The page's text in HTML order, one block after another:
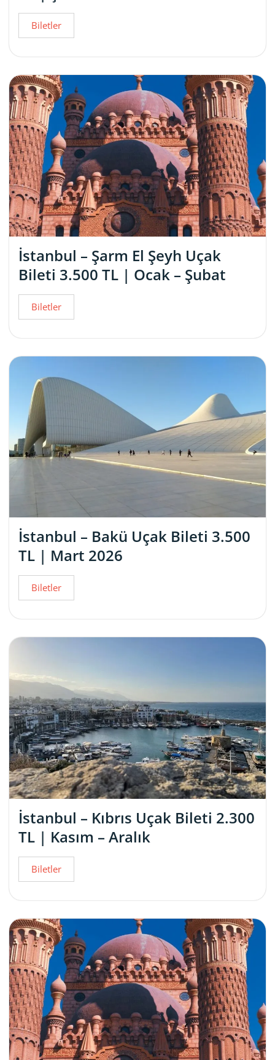
Biletler
İstanbul – Şarm El Şeyh Uçak
Bileti 3.500 TL | Ocak – Şubat
Biletler
İstanbul – Bakü Uçak Bileti 3.500
TL | Mart 2026
Biletler
İstanbul – Kıbrıs Uçak Bileti 2.300
TL | Kasım – Aralık
Biletler